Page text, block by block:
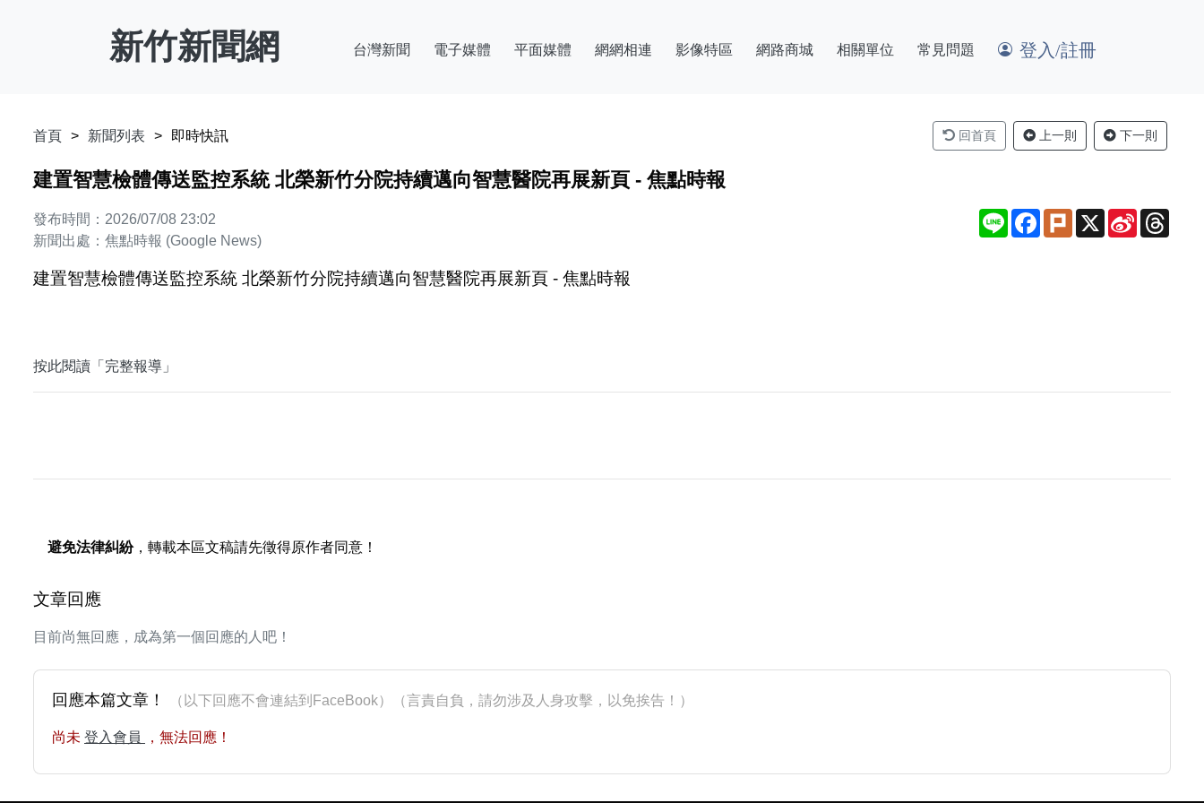
新竹新聞網 台灣新聞 電子媒體 平面媒體 網網相連 影像特區 網路商城 相關單位 常見問題 登入/註冊
首頁 新聞列表 即時快訊 回首頁 上一則 下一則
建置智慧檢體傳送監控系統 北榮新竹分院持續邁向智慧醫院再展新頁 - 焦點時報
發布時間：2026/07/08 23:02
新聞出處：焦點時報 (Google News)
Line Facebook
Plurk X
Sina
Weibo
建置智慧檢體傳送監控系統 北榮新竹分院持續邁向智慧醫院再展新頁 - 焦點時報
按此閱讀「完整報導」
避免法律糾紛，轉載本區文稿請先徵得原作者同意！
文章回應
目前尚無回應，成為第一個回應的人吧！
回應本篇文章！ （以下回應不會連結到FaceBook）（言責自負，請勿涉及人身攻擊，以免挨告！）
尚未 登入會員 ，無法回應！